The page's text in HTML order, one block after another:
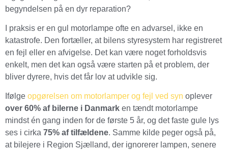
begyndelsen på en dyr reparation?
I praksis er en gul motorlampe ofte en advarsel, ikke en
katastrofe. Den fortæller, at bilens styresystem har registreret
en fejl eller en afvigelse. Det kan være noget forholdsvis
enkelt, men det kan også være starten på et problem, der
bliver dyrere, hvis det får lov at udvikle sig.
Ifølge opgørelsen om motorlamper og fejl ved syn oplever
over 60% af bilerne i Danmark en tændt motorlampe
mindst én gang inden for de første 5 år, og det faste gule lys
ses i cirka 75% af tilfældene. Samme kilde peger også på,
at bilejere i Region Sjælland, der ignorerer lampen, senere